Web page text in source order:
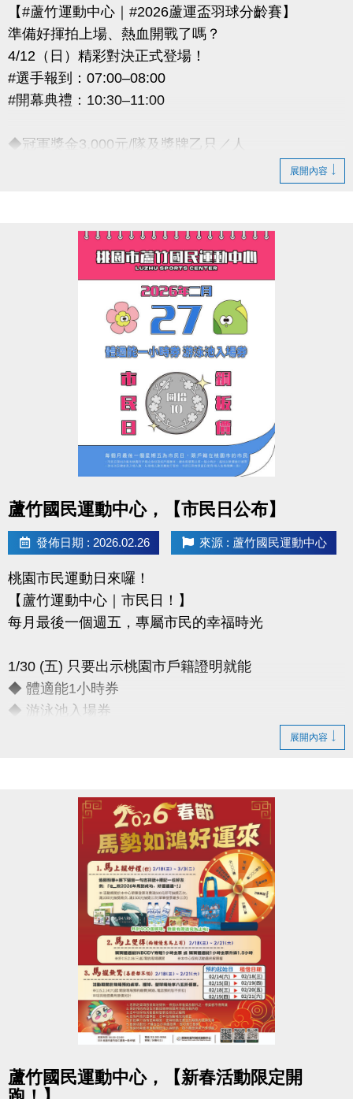
【#蘆竹運動中心｜#2026蘆運盃羽球分齡賽】
準備好揮拍上場、熱血開戰了嗎？
4/12（日）精彩對決正式登場！
#選手報到：07:00–08:00
#開幕典禮：10:30–11:00
◆冠軍獎金3,000元/隊及獎牌乙只／人
小編無受理線上報名 詳細競賽規程請 #掃描海報 QR
或 ◆網址 https://reurl.cc/VmyZo5
以下為完整賽事資訊與注意事項，請參賽選手務必詳
----------------------------------------------
◆報名時間：即日起至 4/2（四）
◆報名方式：1F 櫃台臨櫃報名
◆保證金：$100／人（報到後退還）
◆報名請攜帶身分證影本或戶口名簿
----------------------------------------------
【#賽程公告】
◆4/6（一）可至臉書或 IG 查看
【#比賽組別】男雙 女雙
國小中年級組 國小高年級組 國中組
---------------------------------------------
（一）報名請攜帶學生證為憑，不可降級參加。
（二）比賽當日報到請出示身分證或健保卡，以備查
核。
（三）超過比賽時間 3 分鐘未出賽者，以棄權論（以
出場順序，不得異議。
（五）主辦單位保有延期舉辦比賽、調整場地及最終
解釋等權利。
（六）如有未盡事宜，依現場公告為主。
（七）洽詢專線：03-263-9066 #115、116
展開內容
蘆竹國民運動中心，【市民日公布】
發佈日期 : 2026.02.26 來源 : 蘆竹國民運動中心
桃園市民運動日來囉！
【蘆竹運動中心｜市民日！】
每月最後一個週五，專屬市民的幸福時光
1/30 (五) 只要出示桃園市戶籍證明就能
◆ 體適能1小時券
◆ 游泳池入場券
-洽詢專線：03-2639066 #111
-官網 :
https://www.lzsports.com.tw/zh_TW/news/pageID/1/
-FB : 桃園市蘆竹國民運動中心
-IG : @luzhusports
展開內容
蘆竹國民運動中心，【新春活動限定開